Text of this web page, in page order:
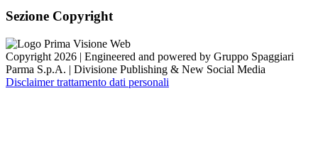
Sezione Copyright
Copyright 2026 | Engineered and powered by Gruppo Spaggiari
Parma S.p.A. | Divisione Publishing & New Social Media
Disclaimer trattamento dati personali